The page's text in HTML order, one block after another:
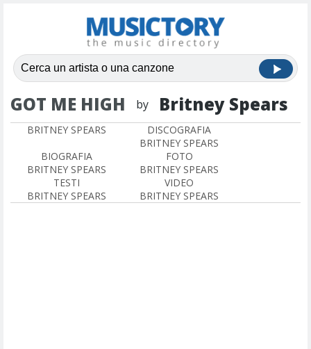
GOT ME HIGH by Britney Spears
BRITNEY SPEARS
DISCOGRAFIA
BRITNEY SPEARS
BIOGRAFIA
BRITNEY SPEARS
FOTO
BRITNEY SPEARS
TESTI
BRITNEY SPEARS
VIDEO
BRITNEY SPEARS